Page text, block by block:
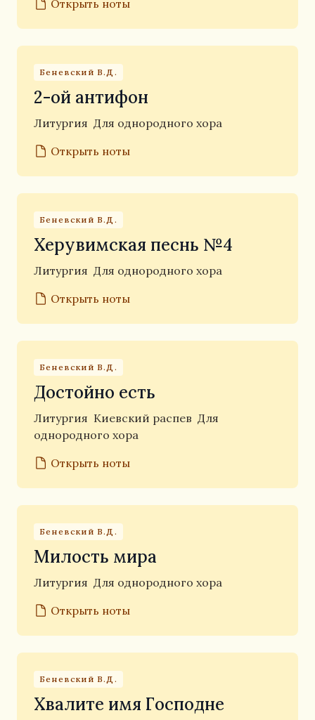
Открыть ноты
Беневский В.Д.
2-ой антифон
Литургия Для однородного хора
Открыть ноты
Беневский В.Д.
Херувимская песнь №4
Литургия Для однородного хора
Открыть ноты
Беневский В.Д.
Достойно есть
Литургия Киевский распев Для
однородного хора
Открыть ноты
Беневский В.Д.
Милость мира
Литургия Для однородного хора
Открыть ноты
Беневский В.Д.
Хвалите имя Господне